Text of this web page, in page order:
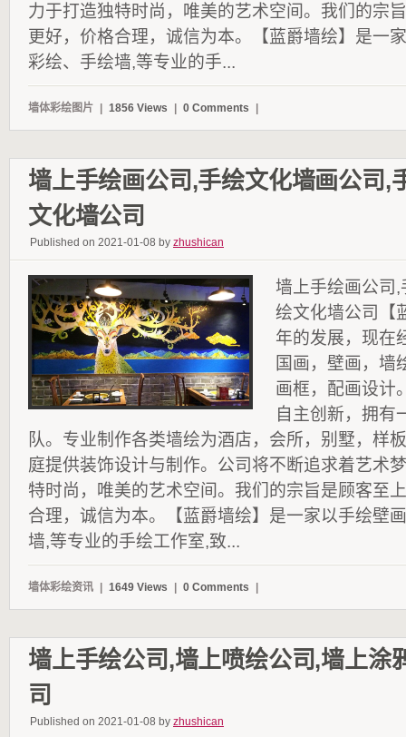
力于打造独特时尚，唯美的艺术空间。我们的宗
更好，价格合理，诚信为本。【蓝爵墙绘】是一
彩绘、手绘墙,等专业的手...
墙体彩绘图片 1856 Views 0 Comments
墙上手绘画公司,手绘文化墙画公司,
文化墙公司
Published on 2021-01-08 by zhushican
墙上手绘画公司
绘文化墙公司【
年的发展，现在
国画，壁画，墙
画框，配画设计
自主创新，拥有
队。专业制作各类墙绘为酒店，会所，别墅，样
庭提供装饰设计与制作。公司将不断追求着艺术
特时尚，唯美的艺术空间。我们的宗旨是顾客至
合理，诚信为本。【蓝爵墙绘】是一家以手绘壁
墙,等专业的手绘工作室,致...
墙体彩绘资讯 1649 Views 0 Comments
墙上手绘公司,墙上喷绘公司,墙上涂
司
Published on 2021-01-08 by zhushican